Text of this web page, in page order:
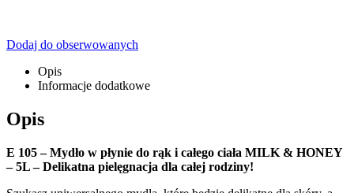
Dodaj do obserwowanych
Opis
Informacje dodatkowe
Opis
E 105 – Mydło w płynie do rąk i całego ciała MILK & HONEY
– 5L – Delikatna pielęgnacja dla całej rodziny!